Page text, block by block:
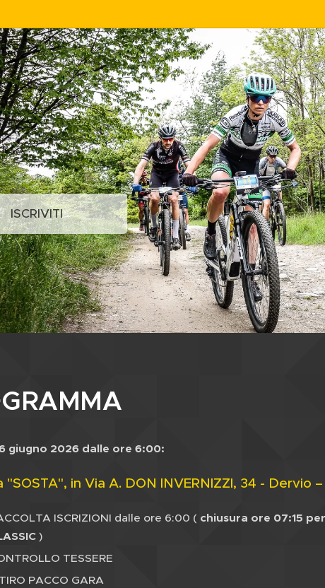
ISCRIVITI
giugno 2026 dalle ore 6:00:
"SOSTA", in Via A. DON INVERNIZZI, 34 - Dervio
ISCRIZIONI dalle ore 6:00 ( chiusura ore 07:15
)
TESSERE
PACCO GARA